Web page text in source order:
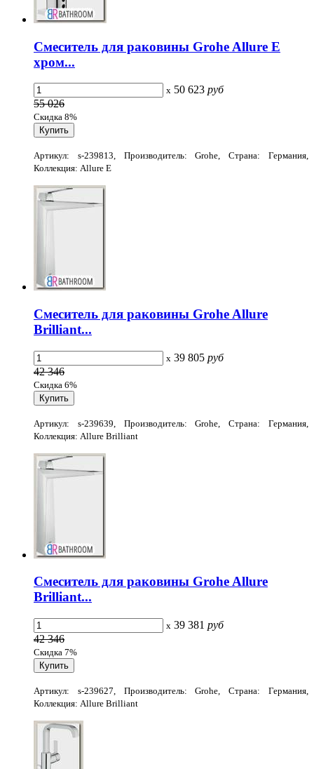
Смеситель для раковины Grohe Allure E
хром...
x 50 623 руб
55 026
Скидка 8%
Артикул: s-239813, Производитель: Grohe, Страна: Германия,
Коллекция: Allure E
Смеситель для раковины Grohe Allure
Brilliant...
x 39 805 руб
42 346
Скидка 6%
Артикул: s-239639, Производитель: Grohe, Страна: Германия,
Коллекция: Allure Brilliant
Смеситель для раковины Grohe Allure
Brilliant...
x 39 381 руб
42 346
Скидка 7%
Артикул: s-239627, Производитель: Grohe, Страна: Германия,
Коллекция: Allure Brilliant